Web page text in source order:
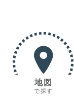
地図
で探す